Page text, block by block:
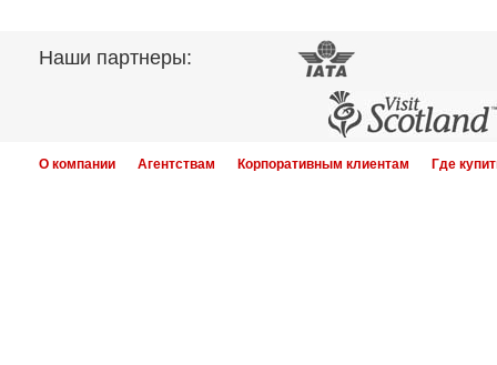
Наши партнеры:
О компании Агентствам Корпоративным клиентам Где